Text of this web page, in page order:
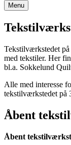
Menu
Tekstilværkstedet
med tekstiler. Her
bl.a. Sokkelund
Alle med interesse
tekstilværkstedet på
Åbent
Åbent